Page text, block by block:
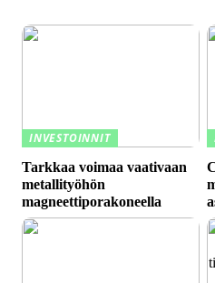
INVESTOINNIT
Tarkkaa voimaa vaativaan
metallityöhön
magneettiporakoneella